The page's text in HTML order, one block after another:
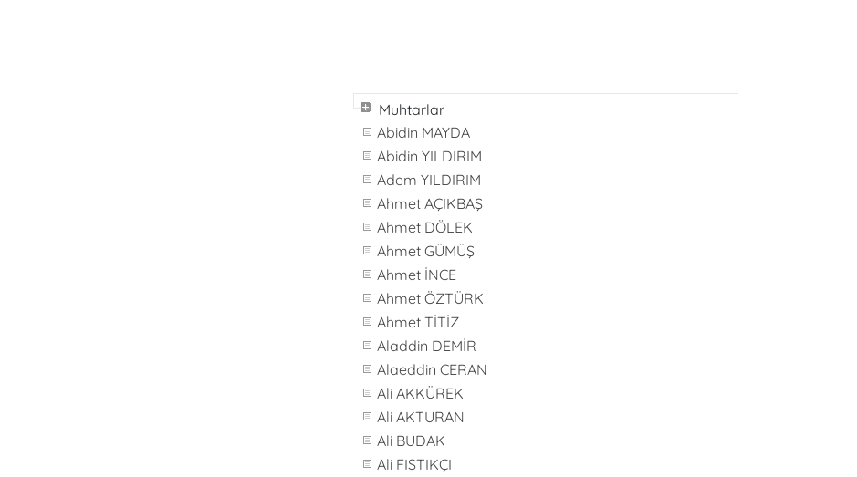
Muhtarlar
Abidin MAYDA
Abidin YILDIRIM
Adem YILDIRIM
Ahmet AÇIKBAŞ
Ahmet DÖLEK
Ahmet GÜMÜŞ
Ahmet İNCE
Ahmet ÖZTÜRK
Ahmet TİTİZ
Aladdin DEMİR
Alaeddin CERAN
Ali AKKÜREK
Ali AKTURAN
Ali BUDAK
Ali FISTIKÇI